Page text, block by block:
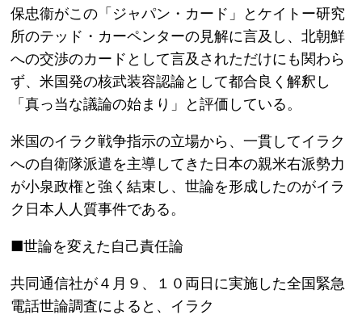
保忠衞がこの「ジャパン・カード」とケイトー研究
所のテッド・カーペンターの見解に言及し、北朝鮮
への交渉のカードとして言及されただけにも関わら
ず、米国発の核武装容認論として都合良く解釈し
「真っ当な議論の始まり」と評価している。
米国のイラク戦争指示の立場から、一貫してイラク
への自衛隊派遣を主導してきた日本の親米右派勢力
が小泉政権と強く結束し、世論を形成したのがイラ
ク日本人人質事件である。
■世論を変えた自己責任論
共同通信社が４月９、１０両日に実施した全国緊急
電話世論調査によると、イラク